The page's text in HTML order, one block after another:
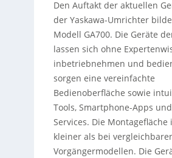
Den Auftakt der aktuellen
der Yaskawa-Umrichter
Modell GA700. Die Geräte
lassen sich ohne
inbetriebnehmen und
sorgen eine vereinfachte
Bedienoberfläche sowie
Tools, Smartphone-Apps
Services. Die Montagefläche
kleiner als bei
Vorgängermodellen. Die